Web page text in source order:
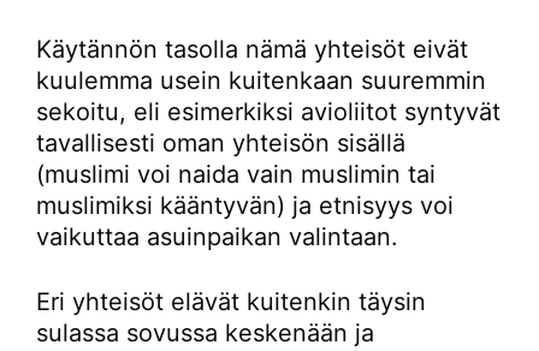
Käytännön tasolla nämä yhteisöt eivät
kuulemma usein kuitenkaan suuremmin
sekoitu, eli esimerkiksi avioliitot syntyvät
tavallisesti oman yhteisön sisällä
(muslimi voi naida vain muslimin tai
muslimiksi kääntyvän) ja etnisyys voi
vaikuttaa asuinpaikan valintaan.
Eri yhteisöt elävät kuitenkin täysin
sulassa sovussa keskenään ja